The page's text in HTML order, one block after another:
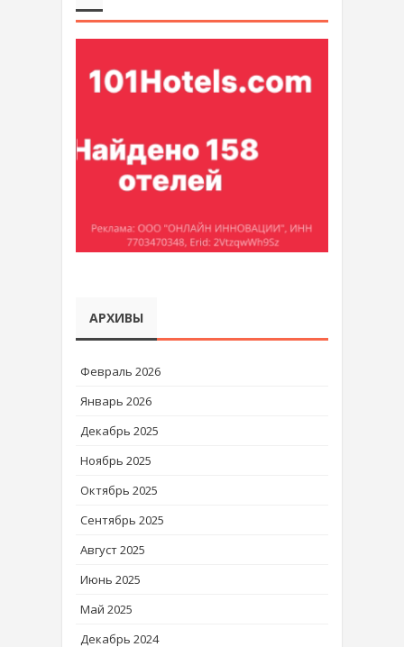
АРХИВЫ
Февраль 2026
Январь 2026
Декабрь 2025
Ноябрь 2025
Октябрь 2025
Сентябрь 2025
Август 2025
Июнь 2025
Май 2025
Декабрь 2024